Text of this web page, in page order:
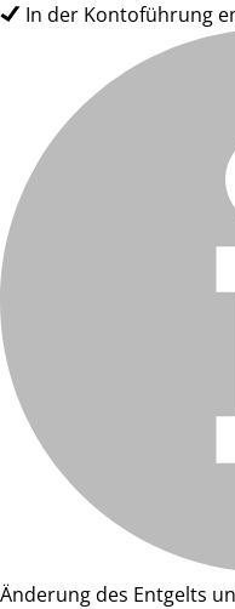
In der Kontoführung
Änderung des Entgelts